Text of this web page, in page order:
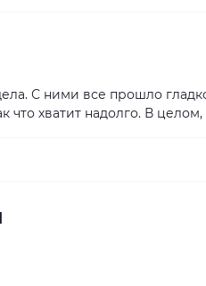
С ними все прошло
что хватит надолго. В